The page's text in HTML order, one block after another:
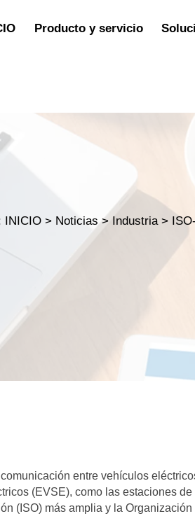
Producto y servicio
INICIO > Noticias > Industria >
entre vehículos
(EVSE), como las estaciones de
(ISO) más amplia y la Organización